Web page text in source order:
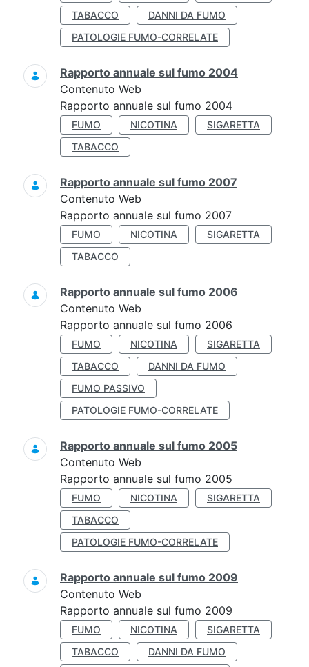
TABACCO
DANNI DA FUMO
PATOLOGIE FUMO-CORRELATE
Rapporto annuale sul fumo 2004
Contenuto Web
Rapporto annuale sul fumo 2004
FUMO NICOTINA
SIGARETTA
TABACCO
Rapporto annuale sul fumo 2007
Contenuto Web
Rapporto annuale sul fumo 2007
FUMO NICOTINA
SIGARETTA
TABACCO
Rapporto annuale sul fumo 2006
Contenuto Web
Rapporto annuale sul fumo 2006
FUMO NICOTINA
SIGARETTA
TABACCO
DANNI DA FUMO
FUMO PASSIVO
PATOLOGIE FUMO-CORRELATE
Rapporto annuale sul fumo 2005
Contenuto Web
Rapporto annuale sul fumo 2005
FUMO NICOTINA
SIGARETTA
TABACCO
PATOLOGIE FUMO-CORRELATE
Rapporto annuale sul fumo 2009
Contenuto Web
Rapporto annuale sul fumo 2009
FUMO NICOTINA
SIGARETTA
TABACCO
DANNI DA FUMO